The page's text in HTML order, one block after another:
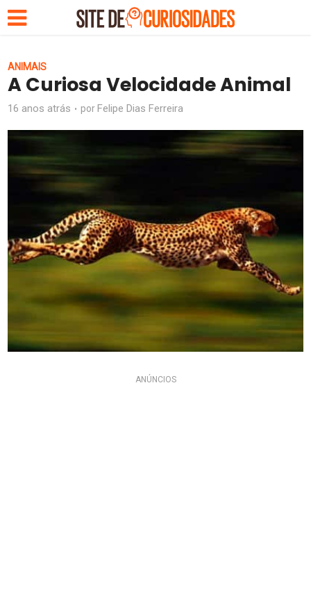
ANIMAIS
A Curiosa Velocidade Animal
16 anos atrás por Felipe Dias Ferreira
ANÚNCIOS